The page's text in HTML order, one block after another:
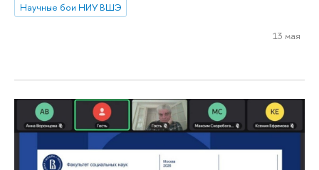
Научные бои НИУ ВШЭ
13 мая